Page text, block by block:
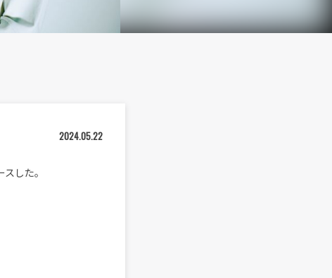
2024.05.22
した。